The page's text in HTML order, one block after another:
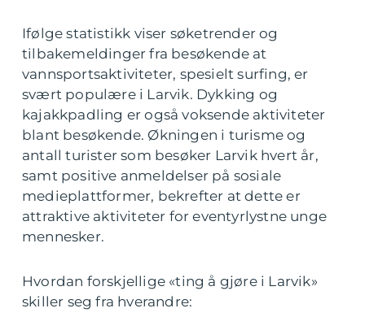
Ifølge statistikk viser søketrender og
tilbakemeldinger fra besøkende at
vannsportsaktiviteter, spesielt surfing, er
svært populære i Larvik. Dykking og
kajakkpadling er også voksende aktiviteter
blant besøkende. Økningen i turisme og
antall turister som besøker Larvik hvert år,
samt positive anmeldelser på sosiale
medieplattformer, bekrefter at dette er
attraktive aktiviteter for eventyrlystne unge
mennesker.
Hvordan forskjellige «ting å gjøre i Larvik»
skiller seg fra hverandre: